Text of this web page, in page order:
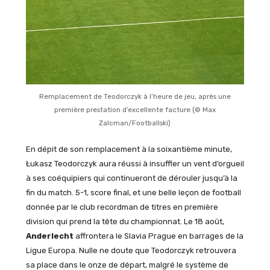
Remplacement de Teodorczyk à l’heure de jeu, après une
première prestation d’excellente facture (© Max
Zalcman/Footballski)
En dépit de son remplacement à la soixantième minute,
Łukasz Teodorczyk aura réussi à insuffler un vent d’orgueil
à ses coéquipiers qui continueront de dérouler jusqu’à la
fin du match. 5-1, score final, et une belle leçon de football
donnée par le club recordman de titres en première
division qui prend la tête du championnat. Le 18 août,
Anderlecht affrontera le Slavia Prague en barrages de la
Ligue Europa. Nulle ne doute que Teodorczyk retrouvera
sa place dans le onze de départ, malgré le système de